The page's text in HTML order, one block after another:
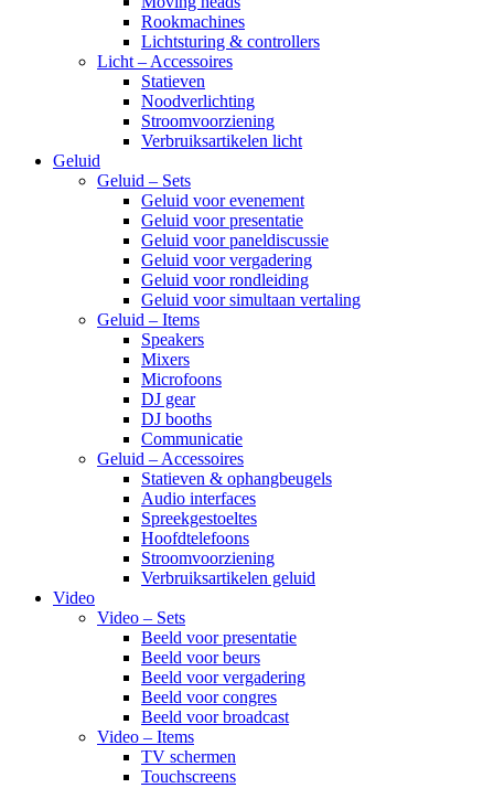
Rookmachines
Lichtsturing & controllers
Licht – Accessoires
Statieven
Noodverlichting
Stroomvoorziening
Verbruiksartikelen licht
Geluid
Geluid – Sets
Geluid voor evenement
Geluid voor presentatie
Geluid voor paneldiscussie
Geluid voor vergadering
Geluid voor rondleiding
Geluid voor simultaan vertaling
Geluid – Items
Speakers
Mixers
Microfoons
DJ gear
DJ booths
Communicatie
Geluid – Accessoires
Statieven & ophangbeugels
Audio interfaces
Spreekgestoeltes
Hoofdtelefoons
Stroomvoorziening
Verbruiksartikelen geluid
Video
Video – Sets
Beeld voor presentatie
Beeld voor beurs
Beeld voor vergadering
Beeld voor congres
Beeld voor broadcast
Video – Items
TV schermen
Touchscreens